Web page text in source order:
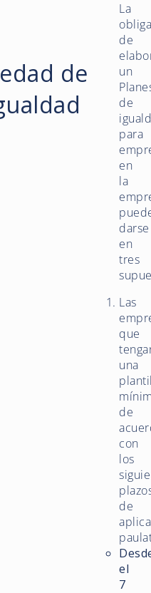
de
La
de
un
de
para
en
la
darse
en
tres
Las
que
una
de
con
los
de
el
7